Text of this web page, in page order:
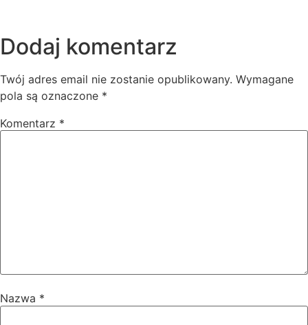
Dodaj komentarz
Twój adres email nie zostanie opublikowany. Wymagane
pola są oznaczone *
Komentarz *
Nazwa *